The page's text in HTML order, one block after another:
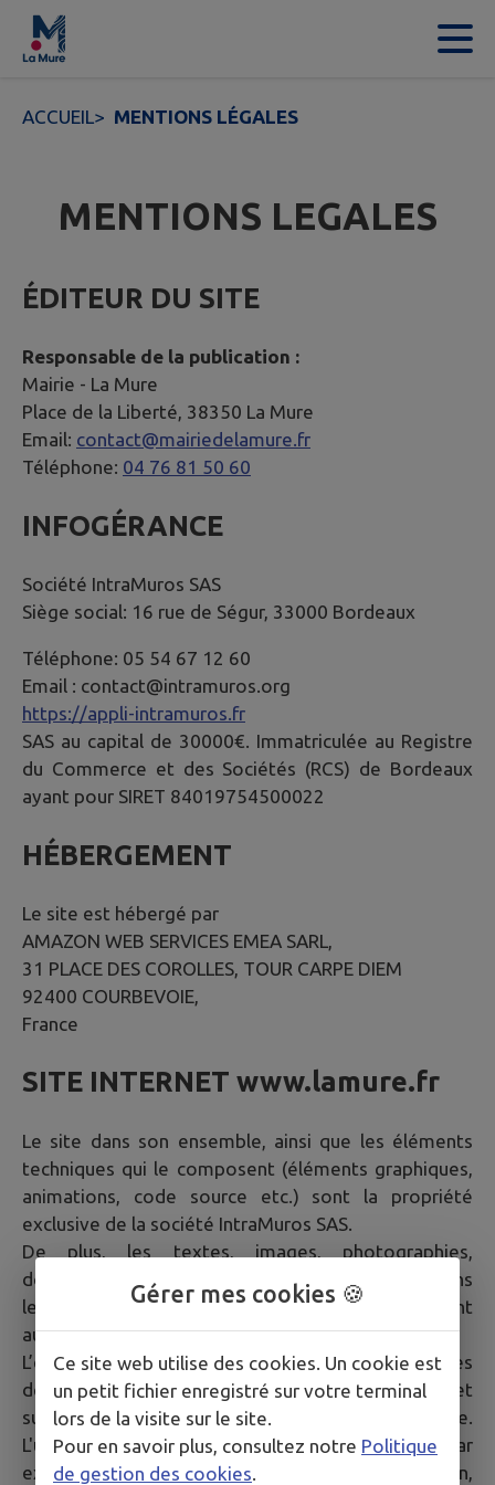
Contenu
ACCUEIL> MENTIONS LÉGALES
MENTIONS LEGALES
ÉDITEUR DU SITE
Responsable de la publication :
Mairie - La Mure
Place de la Liberté, 38350 La Mure
Email: contact@mairiedelamure.fr
Téléphone: 04 76 81 50 60
INFOGÉRANCE
Société IntraMuros SAS
Siège social: 16 rue de Ségur, 33000 Bordeaux
Téléphone: 05 54 67 12 60
Email : contact@intramuros.org
https://appli-intramuros.fr
SAS au capital de 30000€. Immatriculée au Registre
du Commerce et des Sociétés (RCS) de Bordeaux
ayant pour SIRET 84019754500022
HÉBERGEMENT
Le site est hébergé par
AMAZON WEB SERVICES EMEA SARL,
31 PLACE DES COROLLES, TOUR CARPE DIEM
92400 COURBEVOIE,
France
SITE INTERNET www.lamure.fr
Le site dans son ensemble, ainsi que les éléments
techniques qui le composent (éléments graphiques,
animations, code source etc.) sont la propriété
exclusive de la société IntraMuros SAS.
De plus, les textes, images, photographies,
documents, ainsi que toutes œuvres intégrées dans
le site sont la propriété de la Mairie ou de tiers ayant
autorisé la Mairie à les utiliser.
L’ensemble de ces éléments constituent des œuvres
de l'esprit protégées par les articles L.111-1 et
suivants du Code de la propriété intellectuelle.
L'usage de tout ou partie du Site, notamment par
extraction, téléchargement, reproduction,
Gérer mes cookies 🍪
Ce site web utilise des cookies. Un cookie est
un petit fichier enregistré sur votre terminal
lors de la visite sur le site.
Pour en savoir plus, consultez notre Politique
de gestion des cookies